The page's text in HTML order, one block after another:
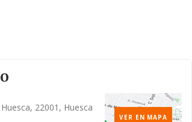
22001, Huesca
VER EN MAPA